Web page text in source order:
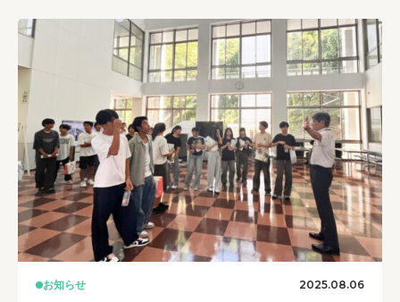
お知らせ 2025.08.06